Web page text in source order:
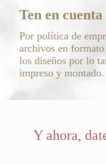
Ten en cuenta
Por política de
archivos en
los diseños por lo
impreso y
Y ahora,